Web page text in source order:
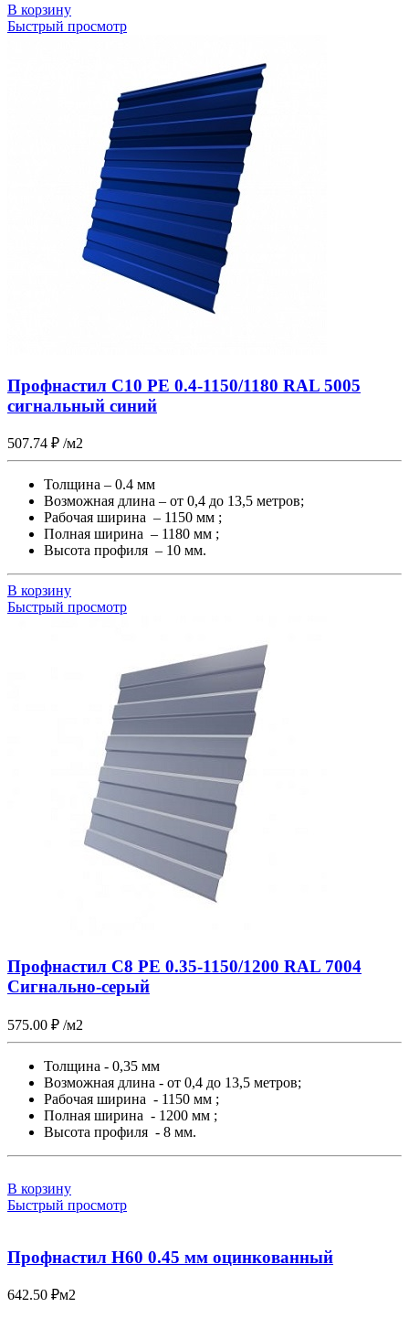
В корзину
Быстрый просмотр
Профнастил С10 PE 0.4-1150/1180 RAL 5005
сигнальный синий
507.74 ₽ /м2
Толщина – 0.4 мм
Возможная длина – от 0,4 до 13,5 метров;
Рабочая ширина – 1150 мм ;
Полная ширина – 1180 мм ;
Высота профиля – 10 мм.
В корзину
Быстрый просмотр
Профнастил С8 PE 0.35-1150/1200 RAL 7004
Сигнально-серый
575.00 ₽ /м2
Толщина - 0,35 мм
Возможная длина - от 0,4 до 13,5 метров;
Рабочая ширина - 1150 мм ;
Полная ширина - 1200 мм ;
Высота профиля - 8 мм.
В корзину
Быстрый просмотр
Профнастил Н60 0.45 мм оцинкованный
642.50 ₽м2